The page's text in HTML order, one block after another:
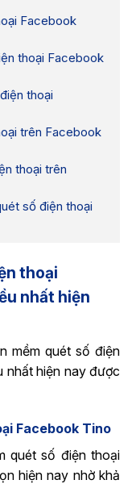
Facebook
thoại Facebook
thoại
trên Facebook
thoại trên
số điện thoại
thoại
nhất hiện
mềm quét số điện
nhất hiện nay được
Facebook Tino
quét số điện thoại
hiện nay nhờ khả